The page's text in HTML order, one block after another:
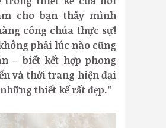
cho bạn thấy mình
công chúa thực sự!
phải lúc nào cũng
– biết kết hợp phong
và thời trang hiện đại
thiết kế rất đẹp.”